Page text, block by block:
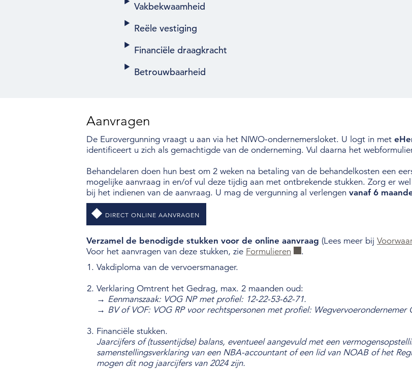
Vakbekwaamheid
Reële vestiging
Financiële draagkracht
Betrouwbaarheid
Aanvragen
De Eurovergunning vraagt u aan via het NIWO-ondernemersloket. U logt in met
identificeert u zich als gemachtigde van de onderneming. Vul daarna het
Behandelaren doen hun best om 2 weken na betaling van de behandelkosten een
mogelijke aanvraag in en/of vul deze tijdig aan met ontbrekende stukken. Zorg er
bij het indienen van de aanvraag. U mag de vergunning al verlengen vanaf 6
DIRECT ONLINE AANVRAGEN
Verzamel de benodigde stukken voor de online aanvraag (Lees meer bij
Voor het aanvragen van deze stukken, zie Formulieren
.
Vakdiploma van de vervoersmanager.
Verklaring Omtrent het Gedrag, max. 2 maanden oud:
→ Eenmanszaak: VOG NP met profiel: 12-22-53-62-71.
→ BV of VOF: VOG RP voor rechtspersonen met profiel: Wegvervoerondernemer
Financiële stukken.
Jaarcijfers of (tussentijdse) balans, eventueel aangevuld met een
samenstellingsverklaring van een NBA-accountant of een lid van NOAB of het
mogen dit nog jaarcijfers van 2024 zijn.